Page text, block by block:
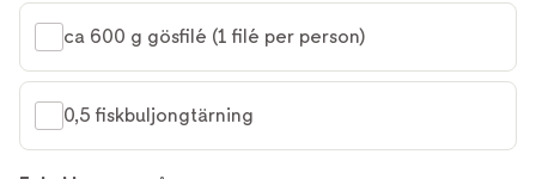
ca 600 g gösfilé (1 filé per person)
0,5 fiskbuljongtärning